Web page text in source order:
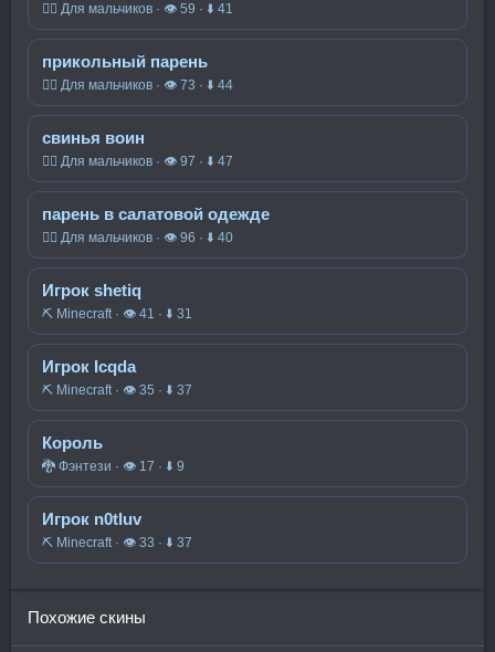
🧍‍♂️ Для мальчиков · 👁 59 · ⬇ 41
прикольный парень
🧍‍♂️ Для мальчиков · 👁 73 · ⬇ 44
свинья воин
🧍‍♂️ Для мальчиков · 👁 97 · ⬇ 47
парень в салатовой одежде
🧍‍♂️ Для мальчиков · 👁 96 · ⬇ 40
Игрок shetiq
⛏️ Minecraft · 👁 41 · ⬇ 31
Игрок Icqda
⛏️ Minecraft · 👁 35 · ⬇ 37
Король
🐉 Фэнтези · 👁 17 · ⬇ 9
Игрок n0tluv
⛏️ Minecraft · 👁 33 · ⬇ 37
Похожие скины